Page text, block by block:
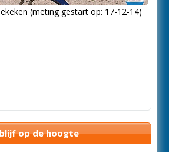
(meting gestart op: 17-12-14)
op de hoogte